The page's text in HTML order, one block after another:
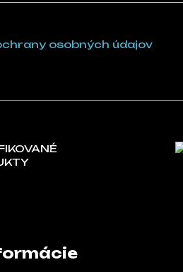
osobných údajov